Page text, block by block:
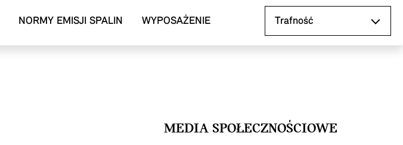
NORMY EMISJI SPALIN WYPOSAŻENIE
MEDIA SPOŁECZNOŚCIOWE